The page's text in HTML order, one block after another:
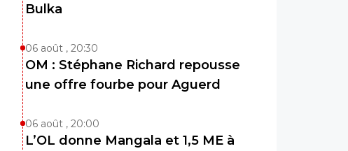
Bulka
06 août , 20:30
OM : Stéphane Richard repousse
une offre fourbe pour Aguerd
06 août , 20:00
L’OL donne Mangala et 1,5 ME à